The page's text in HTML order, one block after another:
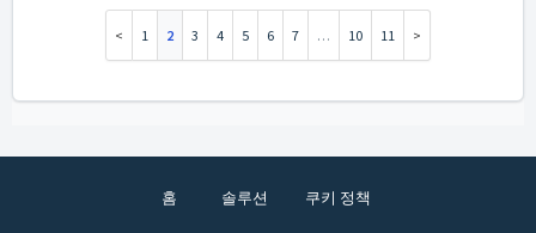
1 2 3 4 5 6 7 … 10 11
홈 솔루션 쿠키 정책